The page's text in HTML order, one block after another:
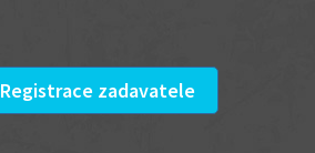
Registrace zadavatele